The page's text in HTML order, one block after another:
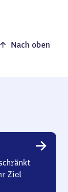
Nach oben
Ziel